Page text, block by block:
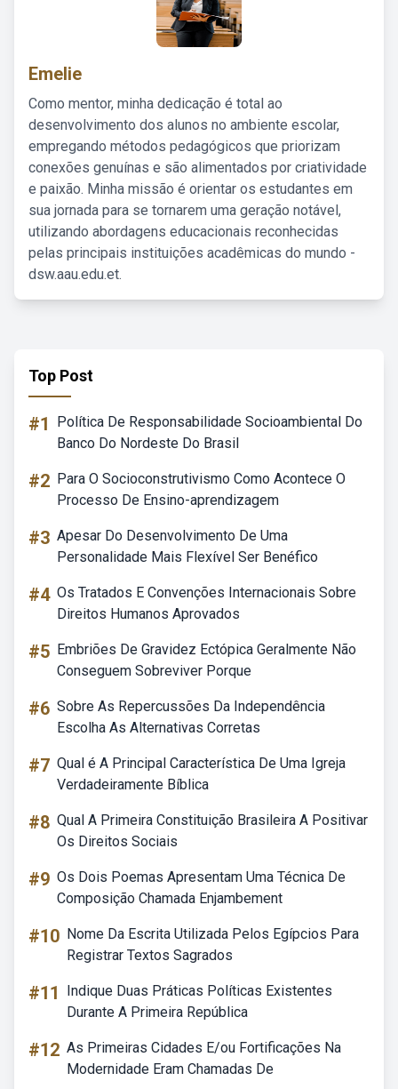
Emelie
Como mentor, minha dedicação é total ao
desenvolvimento dos alunos no ambiente escolar,
empregando métodos pedagógicos que priorizam
conexões genuínas e são alimentados por criatividade
e paixão. Minha missão é orientar os estudantes em
sua jornada para se tornarem uma geração notável,
utilizando abordagens educacionais reconhecidas
pelas principais instituições acadêmicas do mundo -
dsw.aau.edu.et.
Top Post
#1
Política De Responsabilidade Socioambiental Do
Banco Do Nordeste Do Brasil
#2 Para O Socioconstrutivismo Como Acontece O
Processo De Ensino-aprendizagem
#3 Apesar Do Desenvolvimento De Uma
Personalidade Mais Flexível Ser Benéfico
#4 Os Tratados E Convenções Internacionais Sobre
Direitos Humanos Aprovados
#5 Embriões De Gravidez Ectópica Geralmente Não
Conseguem Sobreviver Porque
#6 Sobre As Repercussões Da Independência
Escolha As Alternativas Corretas
#7 Qual é A Principal Característica De Uma Igreja
Verdadeiramente Bíblica
#8 Qual A Primeira Constituição Brasileira A Positivar
Os Direitos Sociais
#9 Os Dois Poemas Apresentam Uma Técnica De
Composição Chamada Enjambement
#10 Nome Da Escrita Utilizada Pelos Egípcios Para
Registrar Textos Sagrados
#11
Indique Duas Práticas Políticas Existentes
Durante A Primeira República
#12 As Primeiras Cidades E/ou Fortificações Na
Modernidade Eram Chamadas De